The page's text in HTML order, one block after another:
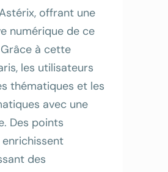
offrant une
numérique de ce
à cette
les utilisateurs
thématiques et les
avec une
Des points
des